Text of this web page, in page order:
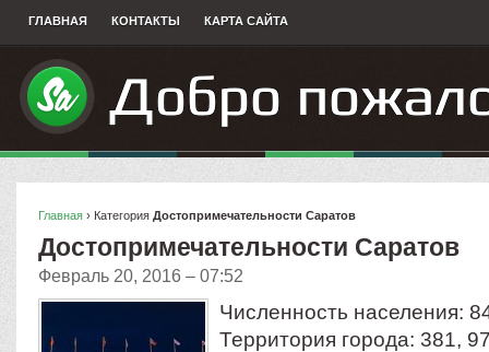
ГЛАВНАЯ КОНТАКТЫ КАРТА САЙТА
Главная › Категория Достопримечательности Саратов
Достопримечательности Саратов
Февраль 20, 2016 – 07:52
Численность населения:
Территория города: 381,